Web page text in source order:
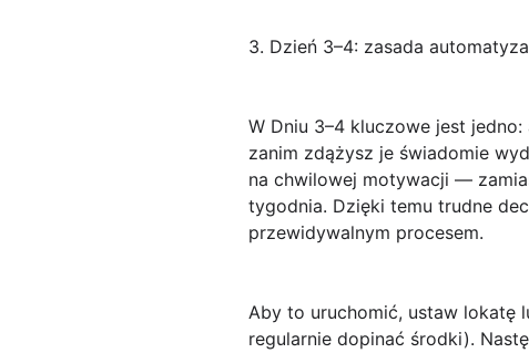
3. Dzień 3–4: zasada
W Dniu 3–4 kluczowe jest jedno:
zanim zdążysz je świadomie
na chwilowej motywacji —
tygodnia. Dzięki temu trudne
przewidywalnym procesem.
Aby to uruchomić, ustaw lokatę
regularnie dopinać środki).